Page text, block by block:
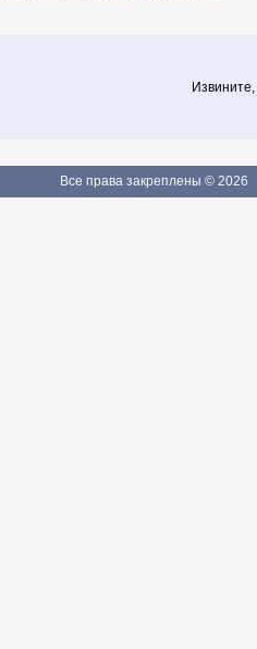
Все права закреплены © 2026